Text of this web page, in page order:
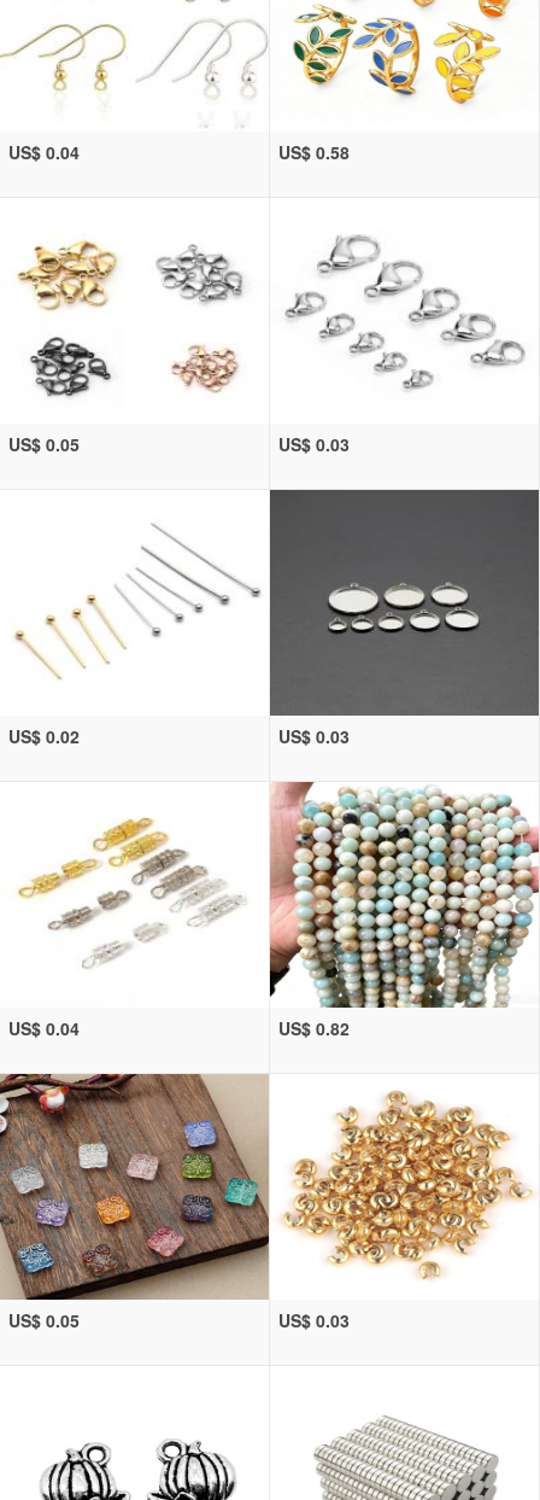
US$ 0.04 US$ 0.58
US$ 0.05 US$ 0.03
US$ 0.02 US$ 0.03
US$ 0.04 US$ 0.82
US$ 0.05 US$ 0.03